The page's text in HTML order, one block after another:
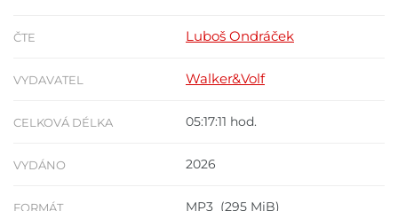
ČTE Luboš Ondráček
VYDAVATEL Walker&Volf
CELKOVÁ DÉLKA 05:17:11 hod.
VYDÁNO 2026
FORMÁT MP3 (295 MiB)